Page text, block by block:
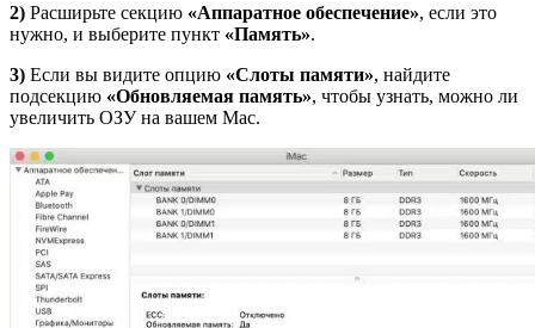
2) Расширьте секцию «Аппаратное обеспечение», если это
нужно, и выберите пункт «Память».
3) Если вы видите опцию «Слоты памяти», найдите
подсекцию «Обновляемая память», чтобы узнать, можно ли
увеличить ОЗУ на вашем Mac.